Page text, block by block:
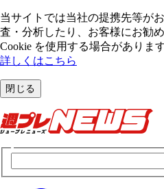
当サイトでは当社の提携先等が
査・分析したり、お客様にお勧
Cookie を使⽤する場合があります
詳しくはこちら
閉じる